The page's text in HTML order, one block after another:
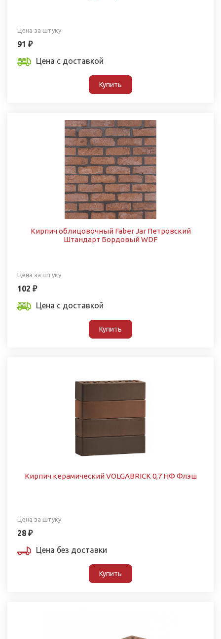
Цена за штуку
91 ₽
Цена с доставкой
Купить
Кирпич облицовочный Faber Jar Петровский
Штандарт Бордовый WDF
Цена за штуку
102 ₽
Цена с доставкой
Купить
Кирпич керамический VOLGABRICK 0,7 НФ Флэш
Цена за штуку
28 ₽
Цена без доставки
Купить